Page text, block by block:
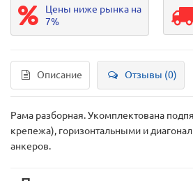
Цены ниже рынка на
7%
Описание Отзывы (0)
Рама разборная. Укомплектована
крепежа), горизонтальными и
анкеров.